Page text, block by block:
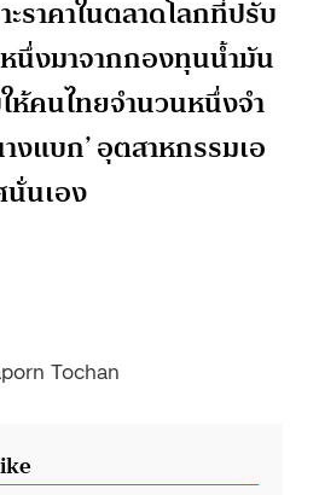
ราคาในตลาดโลกที่ปรับ
นึ่งมาจากกองทุนน้ำมัน
ห้คนไทยจำนวนหนึ่งจำ
งแบก’ อุตสาหกรรมเอ
นั่นเอง
Tochan